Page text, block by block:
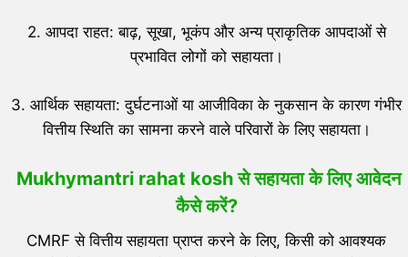
2. आपदा राहत: बाढ़, सूखा, भूकंप और अन्य प्राकृतिक आपदाओं से
प्रभावित लोगों को सहायता।
3. आर्थिक सहायता: दुर्घटनाओं या आजीविका के नुकसान के कारण गंभीर
वित्तीय स्थिति का सामना करने वाले परिवारों के लिए सहायता।
Mukhymantri rahat kosh से सहायता के लिए आवेदन
कैसे करें?
CMRF से वित्तीय सहायता प्राप्त करने के लिए, किसी को आवश्यक